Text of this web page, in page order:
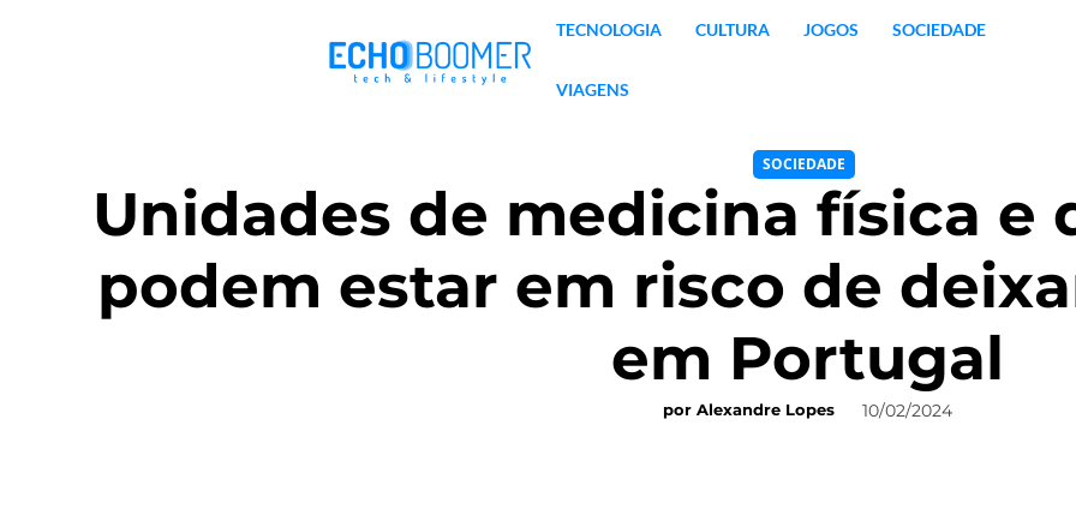
TECNOLOGIA CULTURA JOGOS SOCIEDADE
VIAGENS
SOCIEDADE
Unidades de medicina física e
podem estar em risco de
em Portugal
por Alexandre Lopes 10/02/2024